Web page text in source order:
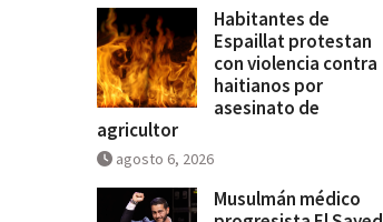
Habitantes de
Espaillat protestan
con violencia contra
haitianos por
asesinato de
agricultor
agosto 6, 2026
Musulmán médico